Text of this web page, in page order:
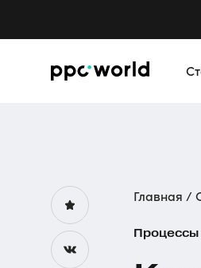
Главная
Процессы